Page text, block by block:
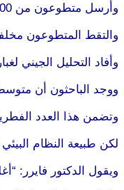
وأرسل متطوعون من 1200 منزل عبر الولايات المتحدة عينات، من غبار منازلهم إلى الباحثين.
والتقط المتطوعون
وأفاد التحليل الجيني
ووجد الباحثون أن
وتضمن هذا العدد
لكن طبيعة النظام
ويقول الدكتور فايرر: